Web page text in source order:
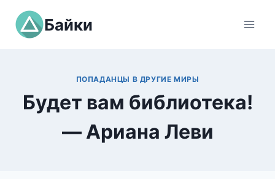
Перейти
содержимому
Байки
ПОПАДАНЦЫ В ДРУГИЕ МИРЫ
Будет вам библиотека!
— Ариана Леви